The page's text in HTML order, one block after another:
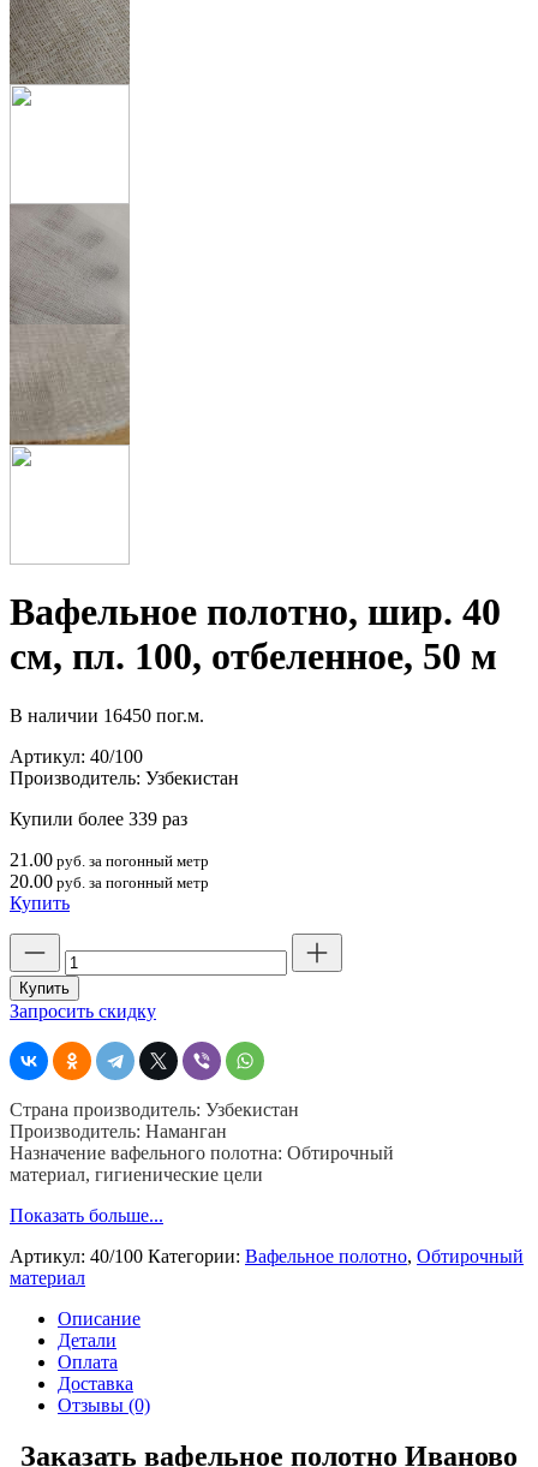
Вафельное полотно, шир. 40
см, пл. 100, отбеленное, 50 м
В наличии 16450 пог.м.
Артикул: 40/100
Производитель: Узбекистан
Купили более 339 раз
21.00 руб. за погонный метр
20.00 руб. за погонный метр
Купить
товара
Вафельное
полотно,
40
см,
100,
отбеленное,
50
м
Купить
Запросить скидку
Страна производитель: Узбекистан
Производитель: Наманган
Назначение вафельного полотна: Обтирочный
материал, гигиенические цели
Показать больше...
Артикул: 40/100 Категории: Вафельное полотно, Обтирочный
материал
Описание
Детали
Оплата
Доставка
Отзывы (0)
Заказать вафельное полотно Иваново